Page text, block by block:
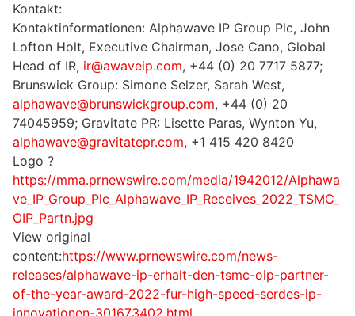
Kontakt:
Kontaktinformationen: Alphawave IP Group Plc, John
Lofton Holt, Executive Chairman, Jose Cano, Global
Head of IR, ir@awaveip.com, +44 (0) 20 7717 5877;
Brunswick Group: Simone Selzer, Sarah West,
alphawave@brunswickgroup.com, +44 (0) 20
74045959; Gravitate PR: Lisette Paras, Wynton Yu,
alphawave@gravitatepr.com, +1 415 420 8420
Logo ?
https://mma.prnewswire.com/media/1942012/Alphawa
ve_IP_Group_Plc_Alphawave_IP_Receives_2022_TSMC_
OIP_Partn.jpg
View original
content:https://www.prnewswire.com/news-
releases/alphawave-ip-erhalt-den-tsmc-oip-partner-
of-the-year-award-2022-fur-high-speed-serdes-ip-